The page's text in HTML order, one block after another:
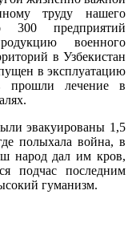
труду нашего
300 предприятий
военного
в Узбекистан
в эксплуатацию
прошли лечение в
эвакуированы 1,5
полыхала война, в
народ дал им кров,
подчас последним
гуманизм.